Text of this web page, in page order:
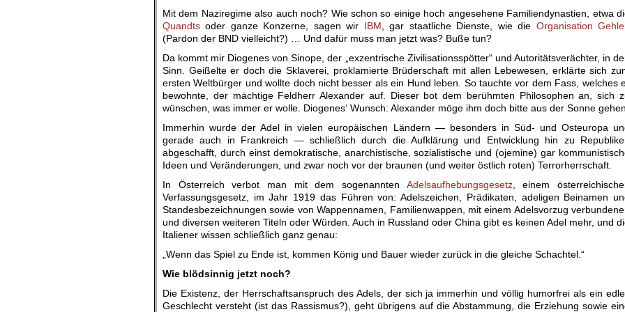
Mit dem Naziregime also auch noch? Wie schon so einige hoch angesehene Familiendynastien, etwa
Quandts oder ganze Konzerne, sagen wir IBM , gar staatliche Dienste, wie die Organisation
(Pardon der BND vielleicht?) … Und dafür muss man jetzt was? Buße tun?
Da kommt mir Diogenes von Sinope, der „exzentrische Zivilisationsspötter“ und Autoritätsverächter, in
Sinn. Geißelte er doch die Sklaverei, proklamierte Brüderschaft mit allen Lebewesen, erklärte sich
ersten Weltbürger und wollte doch nicht besser als ein Hund leben. So tauchte vor dem Fass, welches
bewohnte, der mächtige Feldherr Alexander auf. Dieser bot dem berühmten Philosophen an, sich
wünschen, was immer er wolle. Diogenes‘ Wunsch: Alexander möge ihm doch bitte aus der Sonne gehen.
Immerhin wurde der Adel in vielen europäischen Ländern — besonders in Süd- und Osteuropa
gerade auch in Frankreich — schließlich durch die Aufklärung und Entwicklung hin zu
abgeschafft, durch einst demokratische, anarchistische, sozialistische und (ojemine) gar
Ideen und Veränderungen, und zwar noch vor der braunen (und weiter östlich roten) Terrorherrschaft.
In Österreich verbot man mit dem sogenannten Adelsaufhebungsgesetz, einem
Verfassungsgesetz, im Jahr 1919 das Führen von: Adelszeichen, Prädikaten, adeligen Beinamen
Standesbezeichnungen sowie von Wappennamen, Familienwappen, mit einem Adelsvorzug
und diversen weiteren Titeln oder Würden. Auch in Russland oder China gibt es keinen Adel mehr, und
Italiener wissen schließlich ganz genau:
„Wenn das Spiel zu Ende ist, kommen König und Bauer wieder zurück in die gleiche Schachtel.“
Wie blödsinnig jetzt noch?
Die Existenz, der Herrschaftsanspruch des Adels, der sich ja immerhin und völlig humorfrei als ein
Geschlecht versteht (ist das Rassismus?), geht übrigens auf die Abstammung, die Erziehung sowie